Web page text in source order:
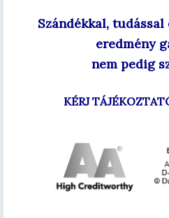
Szándékkal,
eredmény
nem pedig
KÉRJ